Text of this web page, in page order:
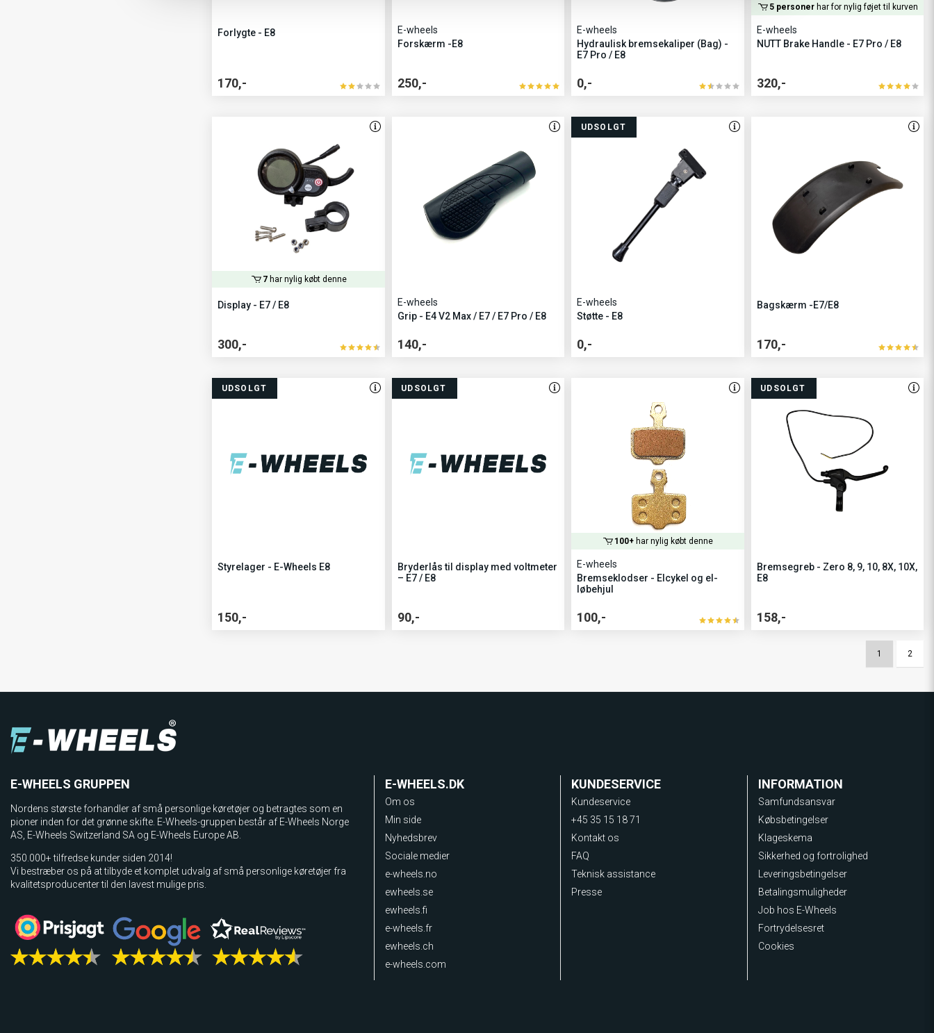
Forlygte - E8
170,-
E-wheels
Forskærm -E8
250,-
E-wheels
Hydraulisk bremsekaliper (Bag) -
E7 Pro / E8
0,-
5 personerhar for nylig føjet til kurven
E-wheels
NUTT Brake Handle - E7 Pro / E8
320,-
7har nylig købt denne
Display - E7 / E8
300,-
E-wheels
Grip - E4 V2 Max / E7 / E7 Pro / E8
140,-
UDSOLGT
E-wheels
Støtte - E8
0,-
Bagskærm -E7/E8
170,-
UDSOLGT
Styrelager - E-Wheels E8
150,-
UDSOLGT
Bryderlås til display med voltmeter
– E7 / E8
90,-
100+ har nylig købt denne
E-wheels
Bremseklodser - Elcykel og el-
løbehjul
100,-
UDSOLGT
Bremsegreb - Zero 8, 9, 10, 8X, 10X,
E8
158,-
1 2
E-WHEELS GRUPPEN
Nordens største forhandler af små personlige køretøjer og betragtes som en
pioner inden for det grønne skifte. E-Wheels-gruppen består af E-Wheels Norge
AS, E­-Wheels Switzerland SA og E-Wheels Europe AB.
350.000+ tilfredse kunder siden 2014!
Vi bestræber os på at tilbyde et komplet udvalg af små personlige køretøjer fra
kvalitetsproducenter til den lavest mulige pris.
E-WHEELS.DK
Om os
Min side
Nyhedsbrev
Sociale medier
e-wheels.no
ewheels.se
ewheels.fi
e-wheels.fr
ewheels.ch
e-wheels.com
KUNDESERVICE
Kundeservice
+45 35 15 18 71
Kontakt os
FAQ
Teknisk assistance
Presse
INFORMATION
Samfundsansvar
Købsbetingelser
Klageskema
Sikkerhed og fortrolighed
Leveringsbetingelser
Betalingsmuligheder
Job hos E-Wheels
Fortrydelsesret
Cookies